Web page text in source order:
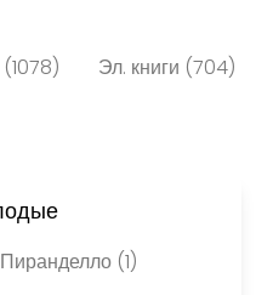
Эл. книги (704)
(1)